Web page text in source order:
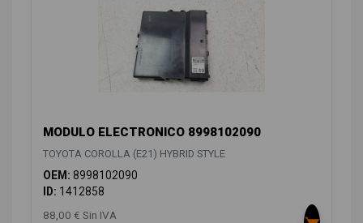
MODULO ELECTRONICO 8998102090
TOYOTA COROLLA (E21) HYBRID STYLE
OEM: 8998102090
ID: 1412858
88,00 € Sin IVA